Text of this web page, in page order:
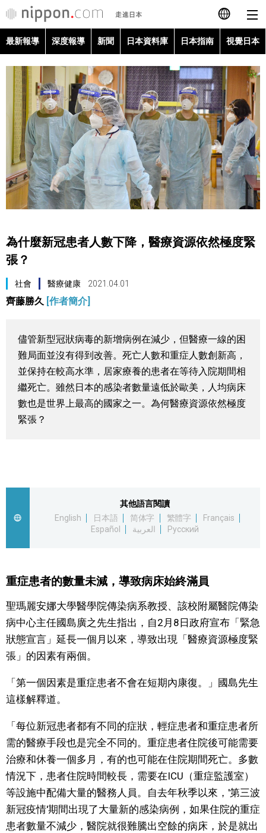
日本語
English
简体字
Français
Español
العربية
最新報導
深度報導
新聞
日本指南
視覺日本
更多
人物訪談
日本入門
社會
財經
科學技術
生活
運動
娛樂
教育
工作勞動
家庭
醫療健康
official SNS
最新報導 深度報導 新聞 日本資料庫 日本指南 視覺日本
為什麼新冠患者人數下降，醫療資源依然極度緊
張？
社會 醫療健康 2021.04.01
齊藤勝久 [作者簡介]
儘管新型冠狀病毒的新增病例在減少，但醫療一線的困
難局面並沒有得到改善。死亡人數和重症人數創新高，
並保持在較高水準，居家療養的患者在等待入院期間相
繼死亡。雖然日本的感染者數量遠低於歐美，人均病床
數也是世界上最高的國家之一。為何醫療資源依然極度
緊張？
其他語言閱讀
English
日本語 简体字 繁體字
Français
Español
العربية Русский
重症患者的數量未減，導致病床始終滿員
聖瑪麗安娜大學醫學院傳染病系教授、該校附屬醫院傳染
病中心主任國島廣之先生指出，自2月8日政府宣布「緊急
狀態宣言」延長一個月以來，導致出現「醫療資源極度緊
張」的因素有兩個。
「第一個因素是重症患者不會在短期內康復。」國島先生
這樣解釋道。
「每位新冠患者都有不同的症狀，輕症患者和重症患者所
需的醫療手段也是完全不同的。重症患者住院後可能需要
治療和休養一個多月，有的也可能在住院期間死亡。多數
情況下，患者住院時間較長，需要在ICU（重症監護室）
等設施中配備大量的醫務人員。自去年秋季以來，'第三波
新冠疫情'期間出現了大量新的感染病例，如果住院的重症
患者數量不減少，醫院就很難騰出空餘的病床，於是就出